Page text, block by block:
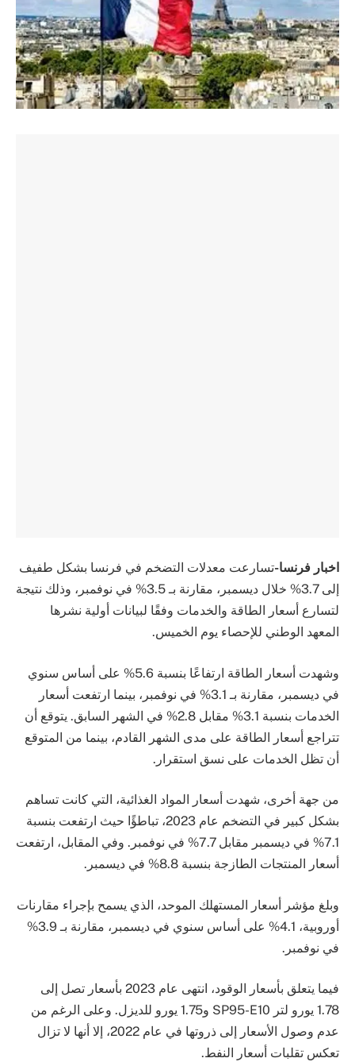
اخبار فرنسا-تسارعت معدلات التضخم في فرنسا بشكل طفيف
إلى 3.7% خلال ديسمبر، مقارنة بـ 3.5% في نوفمبر، وذلك نتيجة
لتسارع أسعار الطاقة والخدمات وفقًا لبيانات أولية نشرها
المعهد الوطني للإحصاء يوم الخميس.
وشهدت أسعار الطاقة ارتفاعًا بنسبة 5.6% على أساس سنوي
في ديسمبر، مقارنة بـ 3.1% في نوفمبر، بينما ارتفعت أسعار
الخدمات بنسبة 3.1% مقابل 2.8% في الشهر السابق. يتوقع أن
تتراجع أسعار الطاقة على مدى الشهر القادم، بينما من المتوقع
أن تظل الخدمات على نسق استقرار.
من جهة أخرى، شهدت أسعار المواد الغذائية، التي كانت تساهم
بشكل كبير في التضخم عام 2023، تباطؤًا حيث ارتفعت بنسبة
7.1% في ديسمبر مقابل 7.7% في نوفمبر. وفي المقابل، ارتفعت
أسعار المنتجات الطازجة بنسبة 8.8% في ديسمبر.
وبلغ مؤشر أسعار المستهلك الموحد، الذي يسمح بإجراء مقارنات
أوروبية، 4.1% على أساس سنوي في ديسمبر، مقارنة بـ 3.9%
في نوفمبر.
فيما يتعلق بأسعار الوقود، انتهى عام 2023 بأسعار تصل إلى
1.78 يورو لتر SP95-E10 و1.75 يورو للديزل. وعلى الرغم من
عدم وصول الأسعار إلى ذروتها في عام 2022، إلا أنها لا تزال
تعكس تقلبات أسعار النفط.